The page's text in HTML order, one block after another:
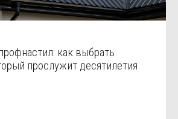
как выбрать
прослужит десятилетия